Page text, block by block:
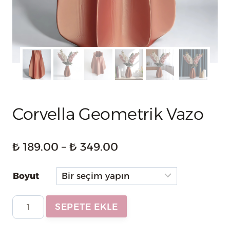
Corvella Geometrik Vazo
₺ 189.00 – ₺ 349.00
₺ 189.00
-
₺ 349.00
Boyut
Corvella
Geometrik
SEPETE EKLE